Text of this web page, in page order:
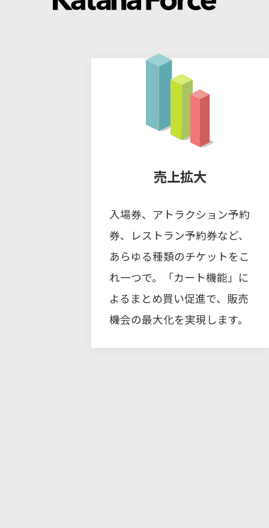
売上拡大
入場券、アトラクション予約
券、レストラン予約券など、
あらゆる種類のチケットをこ
れ一つで。「カート機能」に
よるまとめ買い促進で、販売
機会の最大化を実現します。